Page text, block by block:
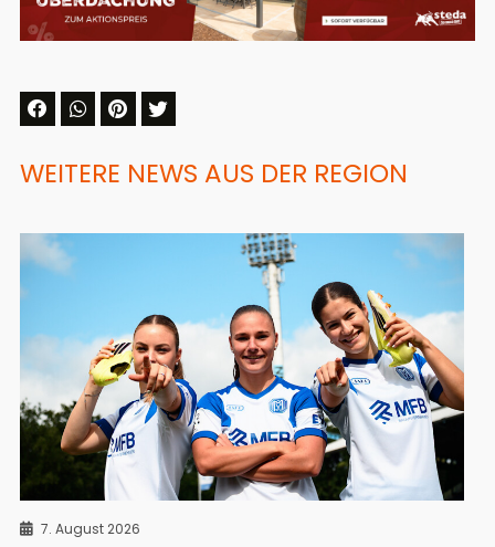
WEITERE NEWS AUS DER REGION
7. August 2026